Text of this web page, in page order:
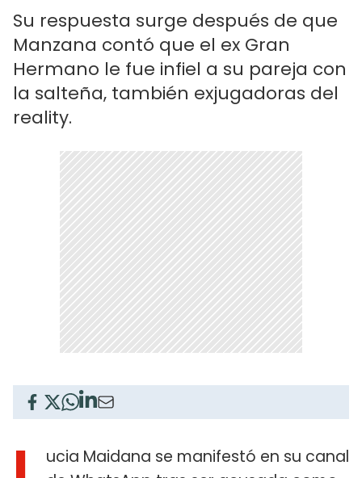
Su respuesta surge después de que
Manzana contó que el ex Gran
Hermano le fue infiel a su pareja con
la salteña, también exjugadoras del
reality.
ucia Maidana se manifestó en su canal